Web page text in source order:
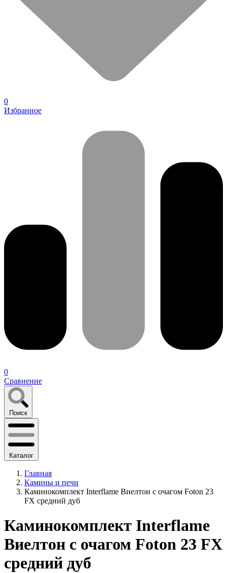
0
Избранное
0
Сравнение
Поиск
Каталог
Главная
Камины и печи
Каминокомплект Interflame Виелтон с очагом Foton 23
FX средний дуб
Каминокомплект Interflame
Виелтон с очагом Foton 23 FX
средний дуб